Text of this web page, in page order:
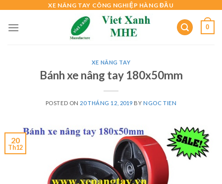
content
XE NÂNG TAY CÔNG NGHIỆP HÀNG ĐẦU
0
XE NÂNG TAY
Bánh xe nâng tay 180x50mm
POSTED ON 20 THÁNG 12, 2019 BYNGOC TIEN
20
Th12